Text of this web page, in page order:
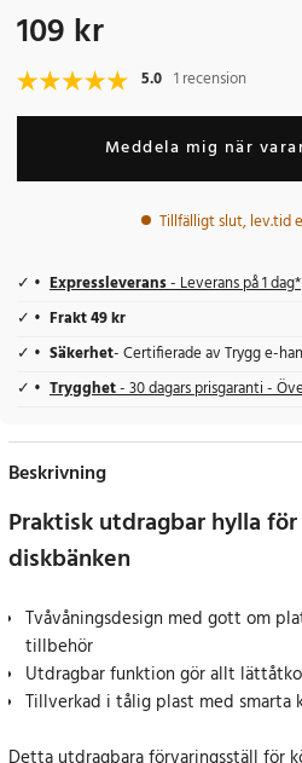
Pris:109 kr
109 kr
5.0 1 recension
Meddela mig när
Tillfälligt slut, lev.tid
Expressleverans- Leverans på 1 dag*
Frakt 49 kr
Säkerhet- Certifierade av Trygg e-
Trygghet- 30 dagars prisgaranti -
Beskrivning
Praktisk utdragbar hylla
diskbänken
Tvåvåningsdesign med gott om
tillbehör
Utdragbar funktion gör allt
Tillverkad i tålig plast med smarta